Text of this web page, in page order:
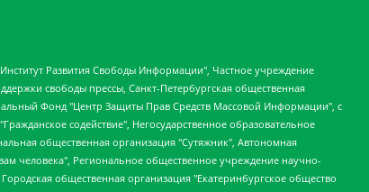
"Данное сообщение", Общество с ограниченной ответственностью Издательский дом "Новая глава", Айнбиндер Александра Александровна, Московский комьюнити-центр для ЛГБТ+инициатив, Благотворительный фонд развития филантропии, Deutsche Welle (Германия, Kurt-Schumacher-Strasse 3, 53113 Bonn), Борзунова Мария Михайловна, Воробьев Виктор Викторович, Голубева Анна Львовна, Константинова Алла Михайловна, Малкова Ирина Владимировна, Мурадов Мурад Абдулгалимович, Осетинская Елизавета Николаевна, Понасенков Евгений Николаевич, Ганапольский Матвей Юрьевич, Киселев Евгений Алексеевич, Борухович Ирина Григорьевна, Дремин Иван Тимофеевич, Дубровский Дмитрий Викторович, Красноярская региональная общественная организация поддержки и развития альтернативных образовательных технологий и межкультурных коммуникаций "ИНТЕРРА", Маяковская Екатерина Алексеевна, Фейгин Марк Захарович, Филимонов Андрей Викторович, Дзугкоева Регина Николаевна, Доброхотов Роман Александрович, Дудь Юрий Александрович, Елкин Сергей Владимирович, Кругликов Кирилл Игоревич, Сабунаева Мария Леонидовна, Семенов Алексей Владимирович, Шаинян Карен Багратович, Шульман Екатерина Михайловна, Асафьев Артур Валерьевич, Вахштайн Виктор Семенович, Венедиктов Алексей Алексеевич, Лушникова Екатерина Евгеньевна, Волков Леонид Михайлович, Невзоров Александр Глебович, Пархоменко Сергей Борисович, Сироткин Ярослав Николаевич, Кара-Мурза Владимир Владимирович, Баранова Наталья Владимировна, Гозман Леонид Яковлевич, Кагарлицкий Борис Юльевич, Климарев Михаил Валерьевич, Милов Владимир Станиславович, Автономная некоммерческая организация Краснодарский центр современного искусства "Типография", Моргенштерн Алишер Тагирович, Соболь Любовь Эдуардовна, Общество с ограниченной ответственностью "ЛИЗА НОРМ", Каспаров Гарри Кимович, Ходорковский Михаил Борисович, Общество с ограниченной ответственностью "Апрельские тезисы", Данилович Ирина Брониславовна, Кашин Олег Владимирович, Петров Николай Владимирович, Пивоваров Алексей Владимирович, Соколов Михаил Владимирович, Цветкова Юлия Владимировна, Чичваркин Евгений Александрович, Комитет против пыток/Команда против пыток, Общество с ограниченной ответственностью "Первый научный", Общество с ограниченной ответственностью "Вертолет и ко", Белоцерковская Вероника Борисовна, Кац Максим Евгеньевич, Лазарева Татьяна Юрьевна, Шаведдинов Руслан Табризович, Яшин Илья Валерьевич, Общество с ограниченной ответственностью "Иноагент ААВ", Алешковский Дмитрий Петрович, Альбац Евгения Марковна, Быков Дмитрий Львович, Галямина Юлия Евгеньевна, Лойко Сергей Леонидович, Мартынов Кирилл Константинович, Медведев Сергей Александрович, Крашенинников Федор Геннадиевич, Гордеева Катерина Вл